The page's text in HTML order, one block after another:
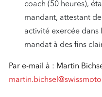
coach (50 heures),
mandant, attestant
activité exercée dans
mandat à des fins
Par e-mail à : Martin